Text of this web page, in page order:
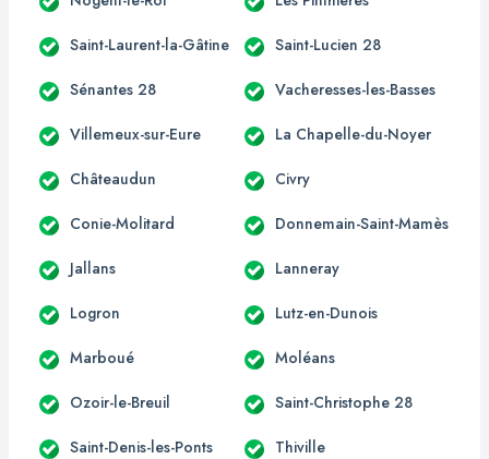
Saint-Laurent-la-Gâtine Saint-Lucien 28
Sénantes 28 Vacheresses-les-Basses
Villemeux-sur-Eure La Chapelle-du-Noyer
Châteaudun Civry
Conie-Molitard Donnemain-Saint-Mamès
Jallans Lanneray
Logron Lutz-en-Dunois
Marboué Moléans
Ozoir-le-Breuil Saint-Christophe 28
Saint-Denis-les-Ponts Thiville